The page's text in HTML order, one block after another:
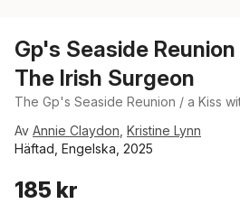
Gp's Seaside
The Irish Surgeon
The Gp's Seaside Reunion / a Kiss
Av Annie Claydon Kristine Lynn
Häftad, Engelska, 2025
185 kr